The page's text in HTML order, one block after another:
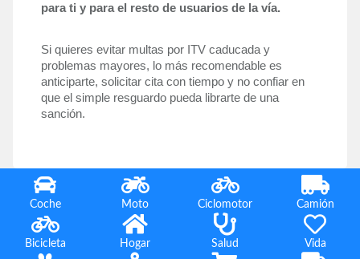
para ti y para el resto de usuarios de la vía.
Si quieres evitar multas por ITV caducada y
problemas mayores, lo más recomendable es
anticiparte, solicitar cita con tiempo y no confiar en
que el simple resguardo pueda librarte de una
sanción.
Coche Moto Ciclomotor Camión
Bicicleta Hogar Salud Vida